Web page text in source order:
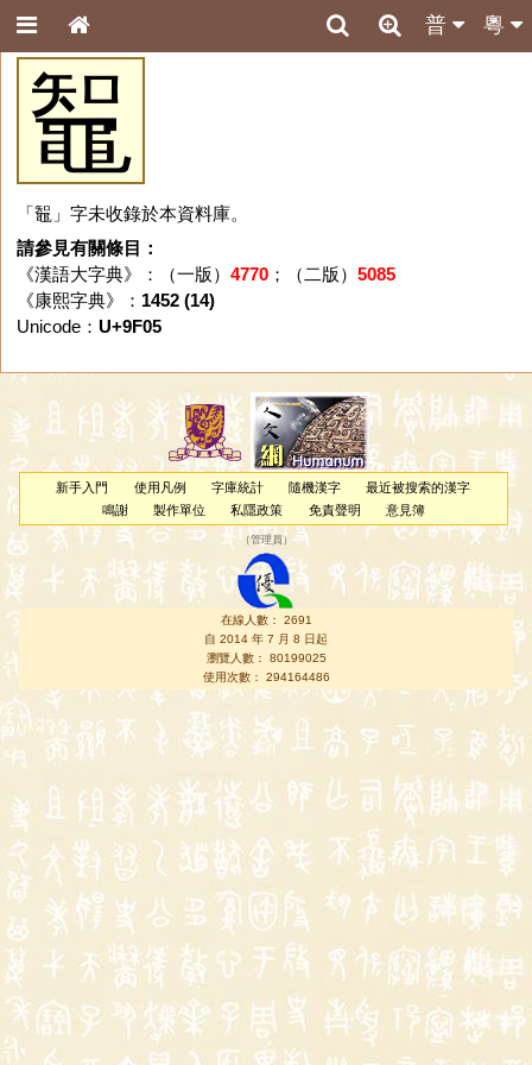
粵
普
鼅
「鼅」字未收錄於本資料庫。
請參見有關條目：
《漢語大字典》：（一版） 4770；（二版） 5085
《康熙字典》： 1452 (14)
Unicode： U+9F05
新手入門 使用凡例 字庫統計 隨機漢字
最近被搜索的漢字
鳴謝
製作單位 私隱政策 免責聲明 意見簿
（管理員 ）
在線人數： 2691
自 2014 年 7 月 8 日起
瀏覽人數： 80199025
使用次數： 294164486